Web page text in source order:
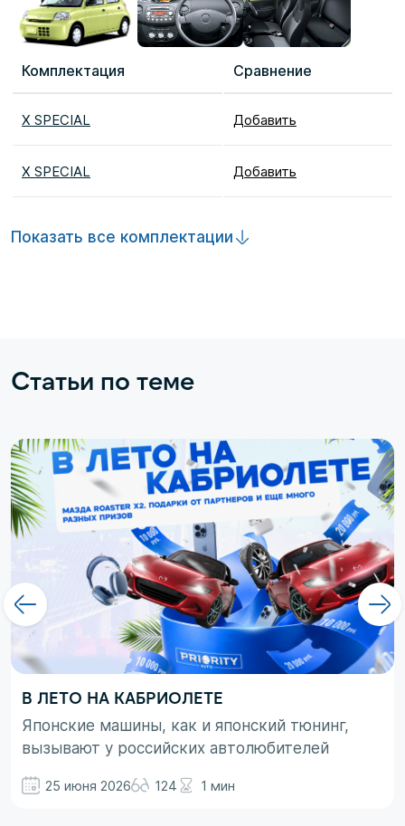
Комплектация Сравнение
X SPECIAL Добавить
X SPECIAL Добавить
Показать все комплектации
Статьи по теме
В ЛЕТО НА КАБРИОЛЕТЕ
Японские машины, как и японский тюнинг,
вызывают у российских автолюбителей
просто ассоциируются с вполне понятными
25 июня 2026 124 1 мин